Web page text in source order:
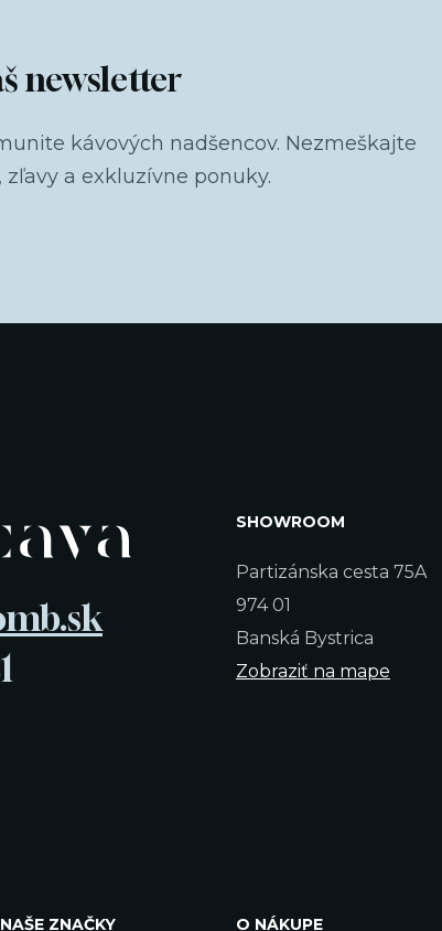
newsletter
kávových nadšencov. Nezmeškajte
a exkluzívne ponuky.
SHOWROOM
Partizánska cesta 75A
974 01
Banská Bystrica
Zobraziť na mape
NAŠE ZNAČKY O NÁKUPE